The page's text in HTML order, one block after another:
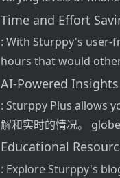
Time and Effort
: With Sturppy's user-
hours that would
AI-Powered Insights
: Sturppy Plus allows
解和实时的情况。
Educational
: Explore Sturppy's